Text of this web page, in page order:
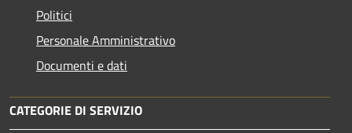
Politici
Personale Amministrativo
Documenti e dati
CATEGORIE DI SERVIZIO